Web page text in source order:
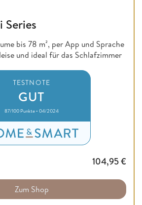
Series
bis 78 m², per App und Sprache
und ideal für das Schlafzimmer
TESTNOTE
GUT
87/100 Punkte • 04/2024
104,95€
Zum Shop